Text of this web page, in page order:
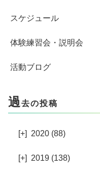
スケジュール
体験練習会・説明会
活動ブログ
過 去の投稿
[+] 2020 (88)
[+] 2019 (138)